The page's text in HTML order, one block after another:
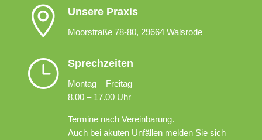
 Unsere Praxis
Moorstraße 78-80, 29664 Walsrode
} Sprechzeiten
Montag – Freitag
8.00 – 17.00 Uhr
Termine nach Vereinbarung.
Auch bei akuten Unfällen melden Sie sich